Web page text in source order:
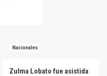
Nacionales
Zulma Lobato fue asistida